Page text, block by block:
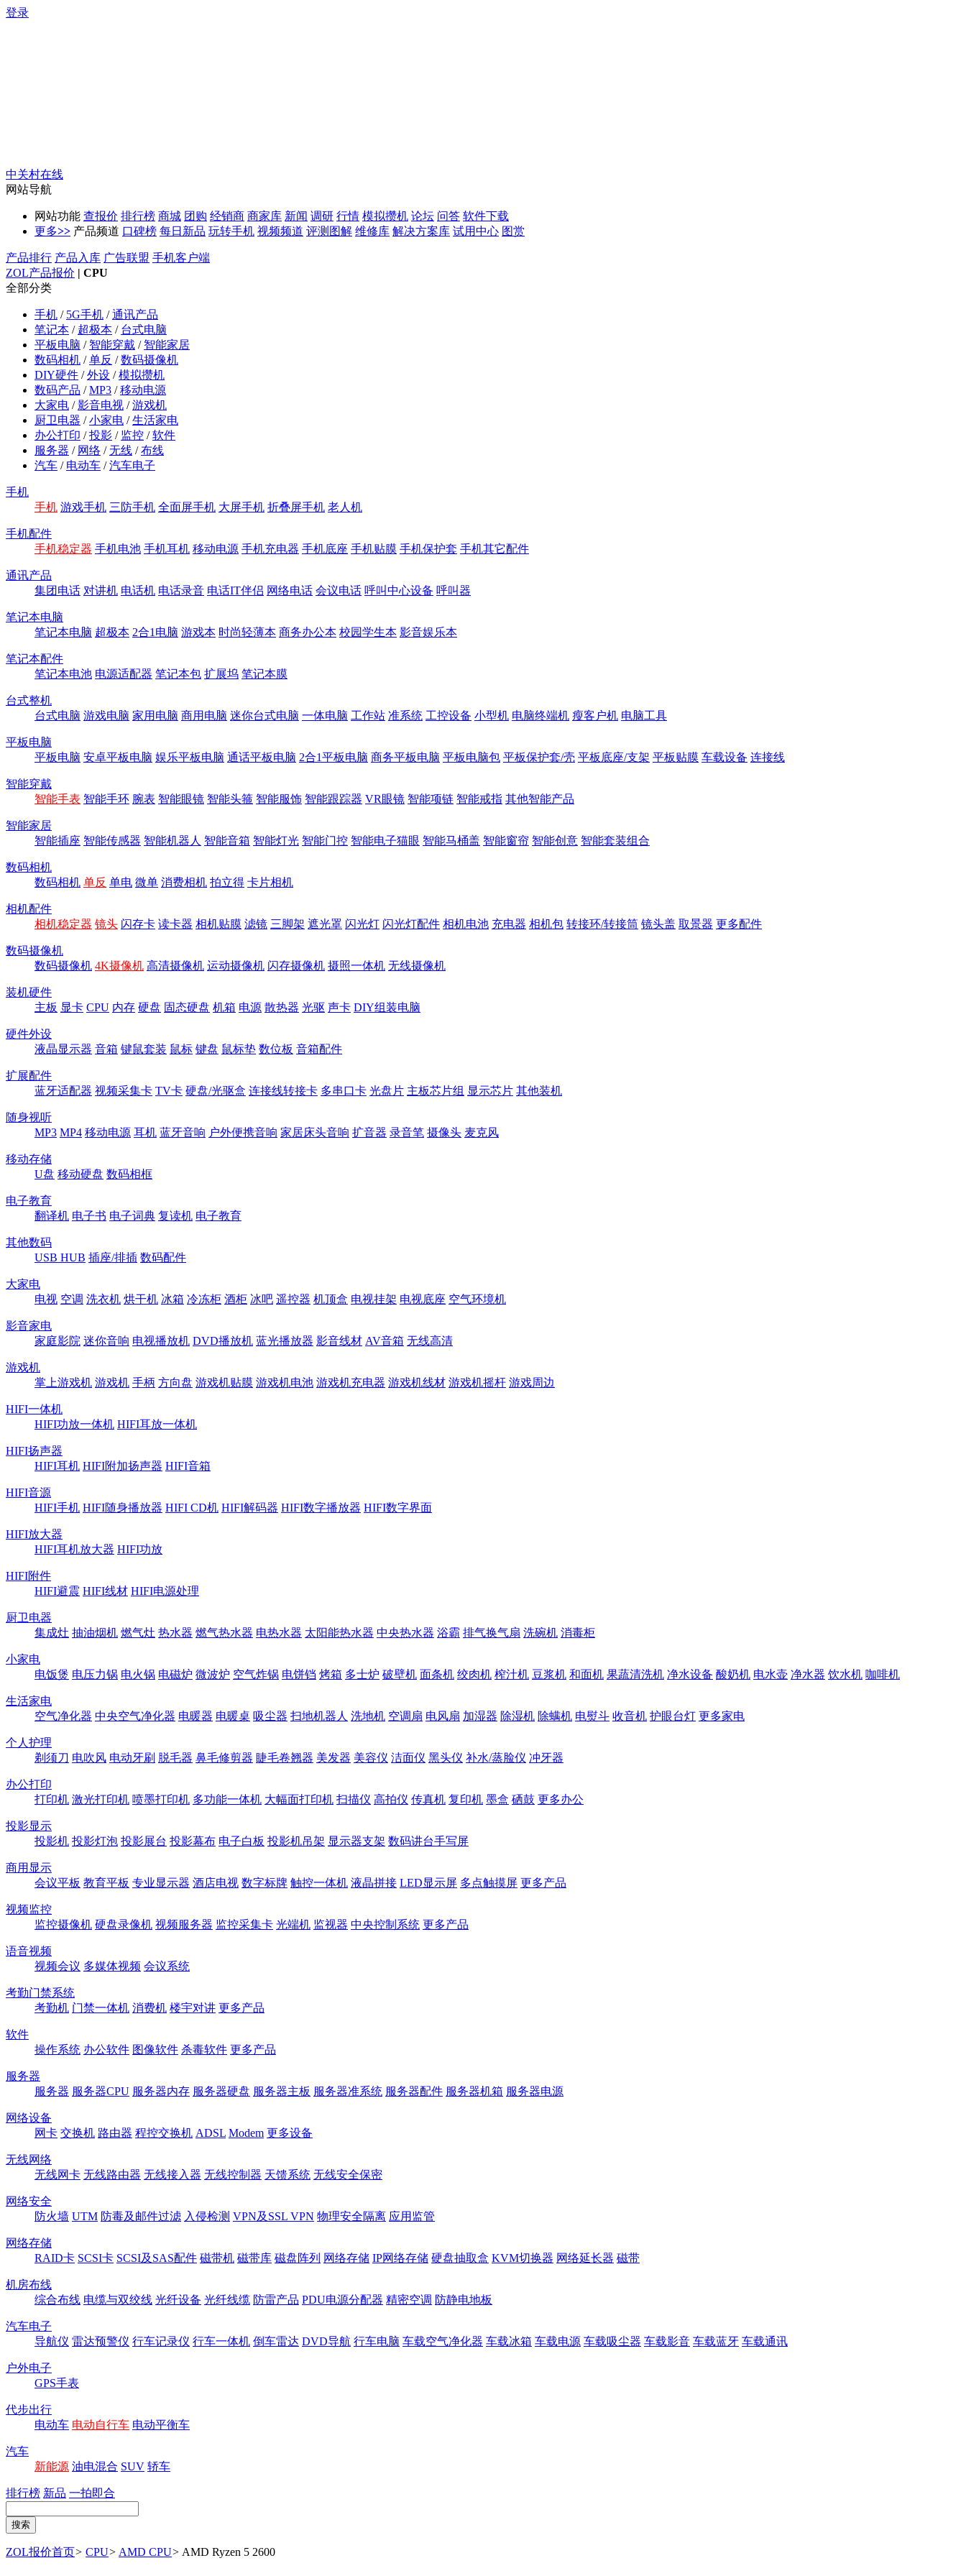
登录
中关村在线
网站导航
网站功能 查报价 排行榜 商城 团购 经销商 商家库 新闻 调研 行情 模拟攒机 论坛 问答 软件下载
更多>> 产品频道 口碑榜 每日新品 玩转手机 视频频道 评测图解 维修库 解决方案库 试用中心 图赏
产品排行 产品入库 广告联盟 手机客户端
ZOL产品报价 | CPU
全部分类
手机 / 5G手机 /通讯产品
笔记本 / 超极本 / 台式电脑
平板电脑 / 智能穿戴 / 智能家居
数码相机 /单反 /数码摄像机
DIY硬件 /外设 /模拟攒机
数码产品 /MP3 /移动电源
大家电 /影音电视 /游戏机
厨卫电器 /小家电 /生活家电
办公打印 /投影 / 监控 /软件
服务器 / 网络 /无线 /布线
汽车 / 电动车 /汽车电子
手机
手机 游戏手机 三防手机 全面屏手机 大屏手机 折叠屏手机 老人机
手机配件
手机稳定器 手机电池 手机耳机 移动电源 手机充电器 手机底座 手机贴膜 手机保护套 手机其它配件
通讯产品
集团电话 对讲机 电话机 电话录音 电话IT伴侣 网络电话 会议电话 呼叫中心设备 呼叫器
笔记本电脑
笔记本电脑 超极本 2合1电脑 游戏本 时尚轻薄本 商务办公本 校园学生本 影音娱乐本
笔记本配件
笔记本电池 电源适配器 笔记本包 扩展坞 笔记本膜
台式整机
台式电脑 游戏电脑 家用电脑 商用电脑 迷你台式电脑 一体电脑 工作站 准系统 工控设备 小型机 电脑终端机 瘦客户机 电脑工具
平板电脑
平板电脑 安卓平板电脑 娱乐平板电脑 通话平板电脑 2合1平板电脑 商务平板电脑 平板电脑包 平板保护套/壳 平板底座/支架 平板贴膜 车载设备 连接线
智能穿戴
智能手表 智能手环 腕表 智能眼镜 智能头箍 智能服饰 智能跟踪器 VR眼镜 智能项链 智能戒指 其他智能产品
智能家居
智能插座 智能传感器 智能机器人 智能音箱 智能灯光 智能门控 智能电子猫眼 智能马桶盖 智能窗帘 智能创意 智能套装组合
数码相机
数码相机 单反 单电 微单 消费相机 拍立得 卡片相机
相机配件
相机稳定器 镜头 闪存卡 读卡器 相机贴膜 滤镜 三脚架 遮光罩 闪光灯 闪光灯配件 相机电池 充电器 相机包 转接环/转接筒 镜头盖 取景器 更多配件
数码摄像机
数码摄像机 4K摄像机 高清摄像机 运动摄像机 闪存摄像机 摄照一体机 无线摄像机
装机硬件
主板 显卡 CPU 内存 硬盘 固态硬盘 机箱 电源 散热器 光驱 声卡 DIY组装电脑
硬件外设
液晶显示器 音箱 键鼠套装 鼠标 键盘 鼠标垫 数位板 音箱配件
扩展配件
蓝牙适配器 视频采集卡 TV卡 硬盘/光驱盒 连接线转接卡 多串口卡 光盘片 主板芯片组 显示芯片 其他装机
随身视听
MP3 MP4 移动电源 耳机 蓝牙音响 户外便携音响 家居床头音响 扩音器 录音笔 摄像头 麦克风
移动存储
U盘 移动硬盘 数码相框
电子教育
翻译机 电子书 电子词典 复读机 电子教育
其他数码
USB HUB 插座/排插 数码配件
大家电
电视 空调 洗衣机 烘干机 冰箱 冷冻柜 酒柜 冰吧 遥控器 机顶盒 电视挂架 电视底座 空气环境机
影音家电
家庭影院 迷你音响 电视播放机 DVD播放机 蓝光播放器 影音线材 AV音箱 无线高清
游戏机
掌上游戏机 游戏机 手柄 方向盘 游戏机贴膜 游戏机电池 游戏机充电器 游戏机线材 游戏机摇杆 游戏周边
HIFI一体机
HIFI功放一体机 HIFI耳放一体机
HIFI扬声器
HIFI耳机 HIFI附加扬声器 HIFI音箱
HIFI音源
HIFI手机 HIFI随身播放器 HIFI CD机 HIFI解码器 HIFI数字播放器 HIFI数字界面
HIFI放大器
HIFI耳机放大器 HIFI功放
HIFI附件
HIFI避震 HIFI线材 HIFI电源处理
厨卫电器
集成灶 抽油烟机 燃气灶 热水器 燃气热水器 电热水器 太阳能热水器 中央热水器 浴霸 排气换气扇 洗碗机 消毒柜
小家电
电饭煲 电压力锅 电火锅 电磁炉 微波炉 空气炸锅 电饼铛 烤箱 多士炉 破壁机 面条机 绞肉机 榨汁机 豆浆机 和面机 果蔬清洗机 净水设备 酸奶机 电水壶 净水器 饮水机 咖啡机
生活家电
空气净化器 中央空气净化器 电暖器 电暖桌 吸尘器 扫地机器人 洗地机 空调扇 电风扇 加湿器 除湿机 除螨机 电熨斗 收音机 护眼台灯 更多家电
个人护理
剃须刀 电吹风 电动牙刷 脱毛器 鼻毛修剪器 睫毛卷翘器 美发器 美容仪 洁面仪 黑头仪 补水/蒸脸仪 冲牙器
办公打印
打印机 激光打印机 喷墨打印机 多功能一体机 大幅面打印机 扫描仪 高拍仪 传真机 复印机 墨盒 硒鼓 更多办公
投影显示
投影机 投影灯泡 投影展台 投影幕布 电子白板 投影机吊架 显示器支架 数码讲台手写屏
商用显示
会议平板 教育平板 专业显示器 酒店电视 数字标牌 触控一体机 液晶拼接 LED显示屏 多点触摸屏 更多产品
视频监控
监控摄像机 硬盘录像机 视频服务器 监控采集卡 光端机 监视器 中央控制系统 更多产品
语音视频
视频会议 多媒体视频 会议系统
考勤门禁系统
考勤机 门禁一体机 消费机 楼宇对讲 更多产品
软件
操作系统 办公软件 图像软件 杀毒软件 更多产品
服务器
服务器 服务器CPU 服务器内存 服务器硬盘 服务器主板 服务器准系统 服务器配件 服务器机箱 服务器电源
网络设备
网卡 交换机 路由器 程控交换机 ADSL Modem 更多设备
无线网络
无线网卡 无线路由器 无线接入器 无线控制器 天馈系统 无线安全保密
网络安全
防火墙 UTM 防毒及邮件过滤 入侵检测 VPN及SSL VPN 物理安全隔离 应用监管
网络存储
RAID卡 SCSI卡 SCSI及SAS配件 磁带机 磁带库 磁盘阵列 网络存储 IP网络存储 硬盘抽取盒 KVM切换器 网络延长器 磁带
机房布线
综合布线 电缆与双绞线 光纤设备 光纤线缆 防雷产品 PDU电源分配器 精密空调 防静电地板
汽车电子
导航仪 雷达预警仪 行车记录仪 行车一体机 倒车雷达 DVD导航 行车电脑 车载空气净化器 车载冰箱 车载电源 车载吸尘器 车载影音 车载蓝牙 车载通讯
户外电子
GPS手表
代步出行
电动车 电动自行车 电动平衡车
汽车
新能源 油电混合 SUV 轿车
排行榜 新品 一拍即合
ZOL报价首页> CPU> AMD CPU> AMD Ryzen 5 2600